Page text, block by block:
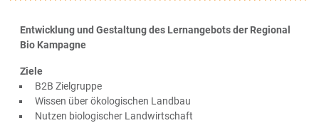
Entwicklung und Gestaltung des Lernangebots der Regional
Bio Kampagne
Ziele
B2B Zielgruppe
Wissen über ökologischen Landbau
Nutzen biologischer Landwirtschaft